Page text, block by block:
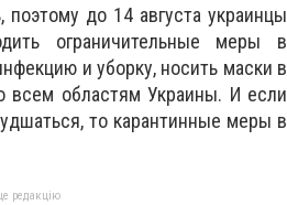
до 14 августа украинцы
ограничительные меры в
и уборку, носить маски в
всем областям Украины. И если
то карантинные меры в
редакцію